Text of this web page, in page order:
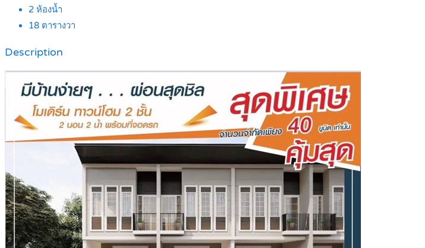
2 ห้องน้ำ
18 ตารางวา
Description